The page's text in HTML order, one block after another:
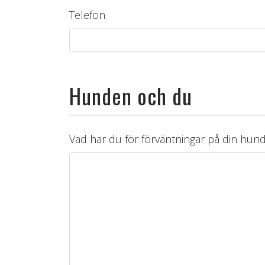
Telefon
Hunden och du
Vad har du för förväntningar på din